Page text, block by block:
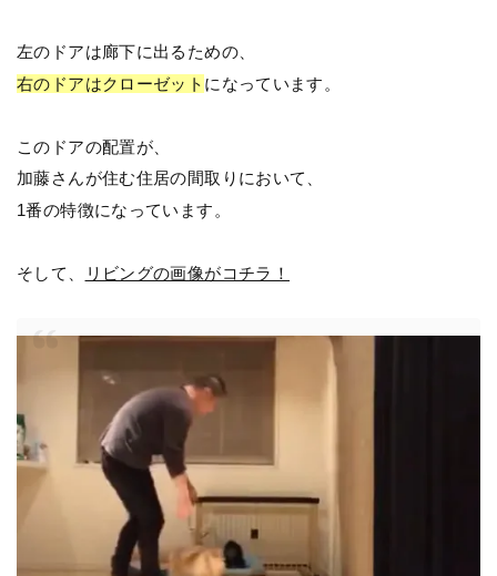
左のドアは廊下に出るための、
右のドアはクローゼット になっています。
このドアの配置が、
加藤さんが住む住居の間取りにおいて、
1番の特徴になっています。
そして、 リビングの画像がコチラ！